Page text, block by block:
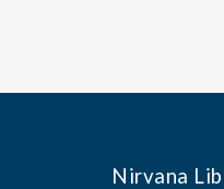
Nirvana